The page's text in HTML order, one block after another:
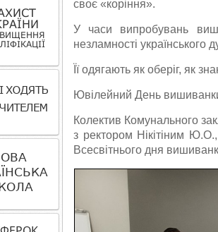
своє «коріння».
У часи випробувань
незламності українського
Її одягають як оберіг, як
Ювілейний День
Колектив Комунального
з ректором Нікітіним
Всесвітнього дня